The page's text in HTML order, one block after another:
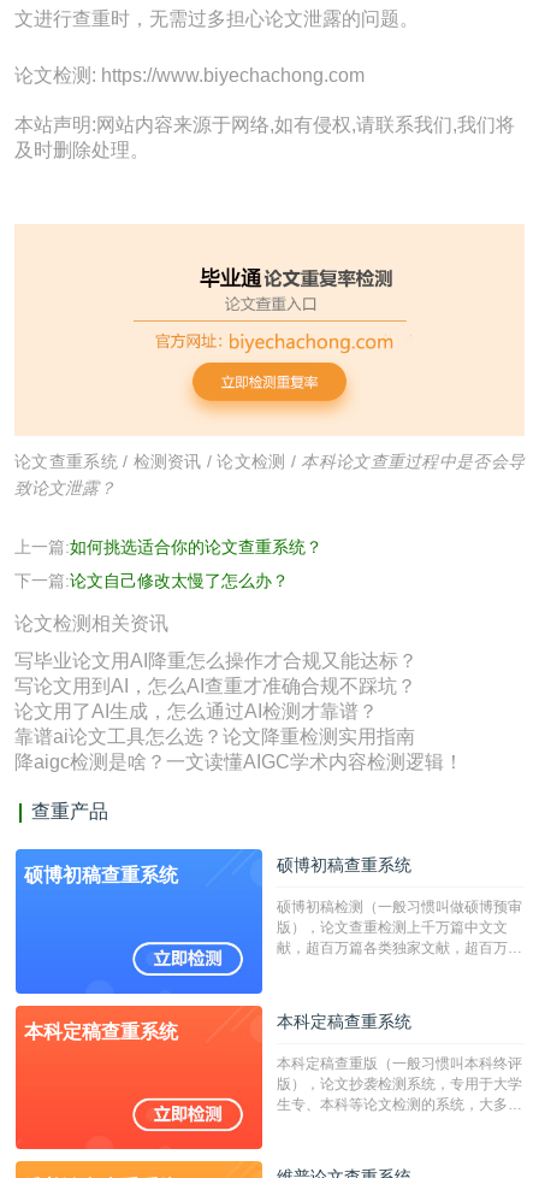
文进行查重时，无需过多担心论文泄露的问题。
论文检测: https://www.biyechachong.com
本站声明:网站内容来源于网络,如有侵权,请联系我们,我们将
及时删除处理。
论文查重系统/ 检测资讯 /论文检测 / 本科论文查重过程中是否会导
致论文泄露？
上一篇:如何挑选适合你的论文查重系统？
下一篇:论文自己修改太慢了怎么办？
论文检测相关资讯
写毕业论文用AI降重怎么操作才合规又能达标？
写论文用到AI，怎么AI查重才准确合规不踩坑？
论文用了AI生成，怎么通过AI检测才靠谱？
靠谱ai论文工具怎么选？论文降重检测实用指南
降aigc检测是啥？一文读懂AIGC学术内容检测逻辑！
查重产品
硕博初稿查重系统 硕博初稿查重系统
硕博初稿检测（一般习惯叫做硕博预审
版），论文查重检测上千万篇中文文
献，超百万篇各类独家文献，超百万港
校用来检测硕博论文的系统，检测范围
广，数据来源真实，检测算法合理!本
字符数30万）
本科定稿查重系统 本科定稿查重系统
本科定稿查重版（一般习惯叫本科终评
版），论文抄袭检测系统，专用于大学
生专、本科等论文检测的系统，大多数